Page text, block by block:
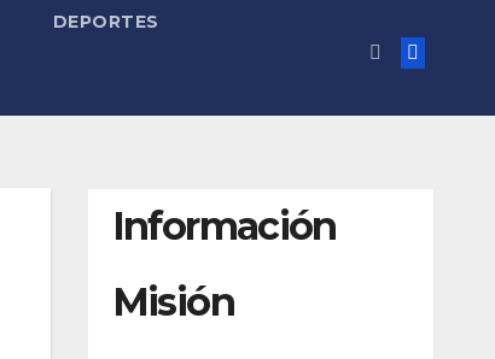
DEPORTES
Información
Misión